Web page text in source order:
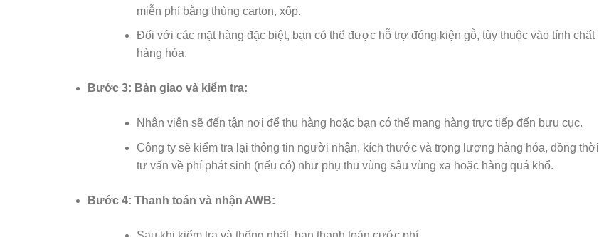
miễn phí bằng thùng carton, xốp.
Đối với các mặt hàng đặc biệt, bạn có thể được hỗ trợ đóng kiện gỗ, tùy thuộc vào tính chất
hàng hóa.
Bước 3: Bàn giao và kiểm tra:
Nhân viên sẽ đến tận nơi để thu hàng hoặc bạn có thể mang hàng trực tiếp đến bưu cục.
Công ty sẽ kiểm tra lại thông tin người nhận, kích thước và trọng lượng hàng hóa, đồng thời
tư vấn về phí phát sinh (nếu có) như phụ thu vùng sâu vùng xa hoặc hàng quá khổ.
Bước 4: Thanh toán và nhận AWB: